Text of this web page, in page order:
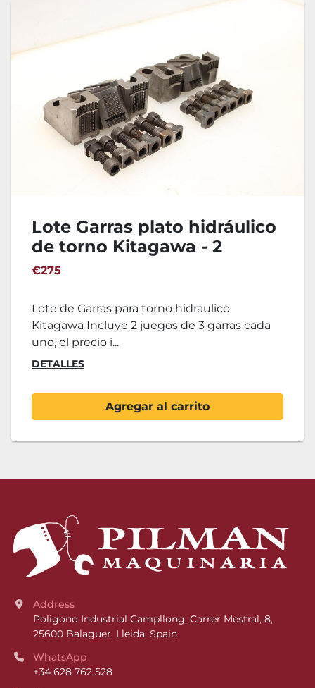
Lote Garras plato hidráulico
de torno Kitagawa - 2
Juegos
€275
Lote de Garras para torno hidraulico
Kitagawa Incluye 2 juegos de 3 garras cada
uno, el precio i...
DETALLES
Agregar al carrito
Address
Poligono Industrial Campllong, Carrer Mestral, 8,
25600 Balaguer, Lleida, Spain
WhatsApp
+34 628 762 528